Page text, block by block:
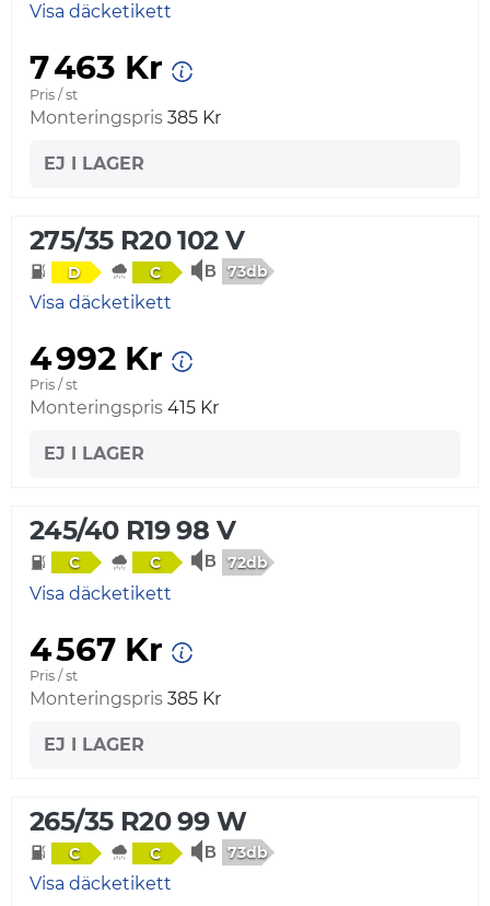
Visa däcketikett
7 463 Kr
Pris / st
Monteringspris 385 Kr
EJ I LAGER
275/35 R20 102 V
D C 73db
Visa däcketikett
4 992 Kr
Pris / st
Monteringspris 415 Kr
EJ I LAGER
245/40 R19 98 V
C C 72db
Visa däcketikett
4 567 Kr
Pris / st
Monteringspris 385 Kr
EJ I LAGER
265/35 R20 99 W
C C 73db
Visa däcketikett